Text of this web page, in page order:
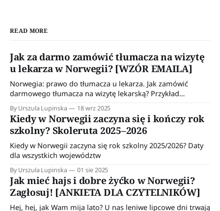
READ MORE
Jak za darmo zamówić tłumacza na wizytę
u lekarza w Norwegii? [WZÓR EMAILA]
Norwegia: prawo do tłumacza u lekarza. Jak zamówić
darmowego tłumacza na wizytę lekarską? Przykład
By Urszula Lupinska 18 wrz 2025
Kiedy w Norwegii zaczyna się i kończy rok
szkolny? Skoleruta 2025–2026
Kiedy w Norwegii zaczyna się rok szkolny 2025/2026? Daty
dla wszystkich województw
By Urszula Lupinska 01 sie 2025
Jak mieć hajs i dobre żyćko w Norwegii?
Zagłosuj! [ANKIETA DLA CZYTELNIKÓW]
Hej, hej, jak Wam mija lato? U nas leniwe lipcowe dni trwają